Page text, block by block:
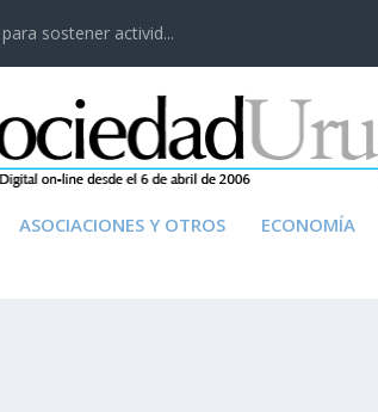
sostener activid...
ASOCIACIONES Y OTROS ECONOMÍA